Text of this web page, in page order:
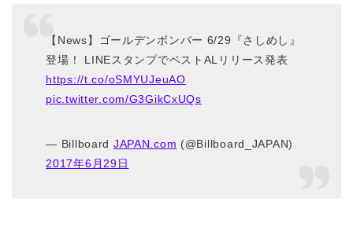
【News】ゴールデンボンバー 6/29『さしめし』
登場！ LINEスタンプでベストALリリース発表
https://t.co/oSMYUJeuAO
pic.twitter.com/G3GikCxUQs
— Billboard JAPAN.com (@Billboard_JAPAN)
2017年6月29日